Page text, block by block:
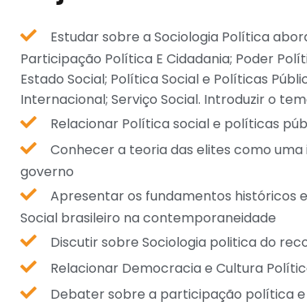
Estudar sobre a Sociologia Política
Participação Política E Cidadania; Poder
Estado Social; Política Social e Políticas
Internacional; Serviço Social. Introduzir o
Relacionar Política social e políticas
Conhecer a teoria das elites como
governo
Apresentar os fundamentos históricos
Social brasileiro na contemporaneidade
Discutir sobre Sociologia politica do
Relacionar Democracia e Cultura
Debater sobre a participação política